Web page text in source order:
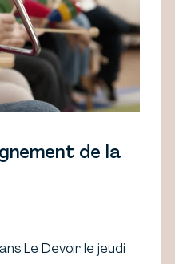
de la
Le Devoir le jeudi